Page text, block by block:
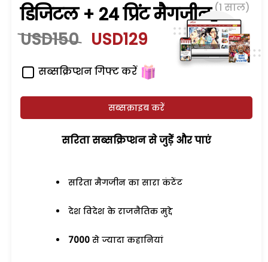
डिजिटल + 24 प्रिंट मैगजीन (1 साल)
USD150 USD129
सब्सक्रिप्शन गिफ्ट करें
सब्सक्राइब करें
सरिता सब्सक्रिप्शन से जुड़ेें और पाएं
सरिता मैगजीन का सारा कंटेंट
देश विदेश के राजनैतिक मुद्दे
7000 से ज्यादा कहानियां